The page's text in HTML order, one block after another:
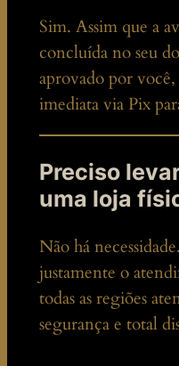
Sim. Assim que a
concluída no seu
aprovado por
imediata via Pix
Preciso
uma loja
Não há
justamente o
todas as regiões
segurança e total